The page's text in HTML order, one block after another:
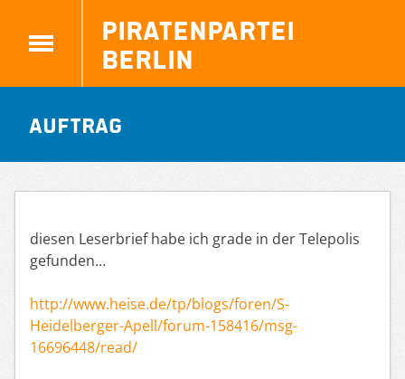
Piratenpartei
Berlin
Auftrag
diesen Leserbrief habe ich grade in der Telepolis
gefunden…
http://www.heise.de/tp/blogs/foren/S-
Heidelberger-Apell/forum-158416/msg-
16696448/read/